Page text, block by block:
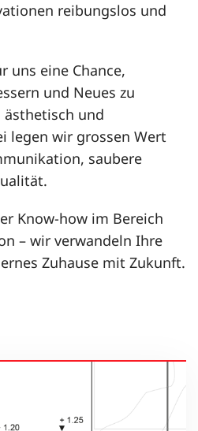
reibungslos und
uns eine Chance,
und Neues zu
und
legen wir grossen Wert
saubere
Know-how im Bereich
– wir verwandeln Ihre
Zuhause mit Zukunft.